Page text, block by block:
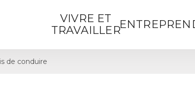
VIVRE ET
TRAVAILLER
de conduire